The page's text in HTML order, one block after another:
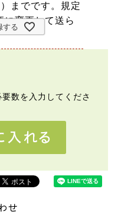
までです。規定
に変更して送ら
する